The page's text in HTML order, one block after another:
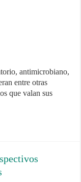
antimicrobiano,
entre otras
que valan sus